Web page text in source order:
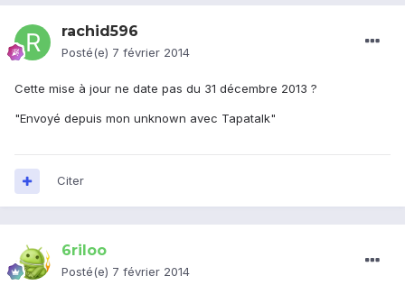
rachid596
Posté(e) 7 février 2014
Cette mise à jour ne date pas du 31 décembre 2013 ?
"Envoyé depuis mon unknown avec Tapatalk"
Citer
6riloo
Posté(e) 7 février 2014